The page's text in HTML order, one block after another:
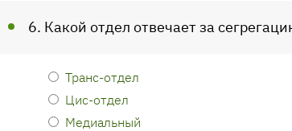
6. Какой отдел отвечает за
Транс-отдел
Цис-отдел
Медиальный